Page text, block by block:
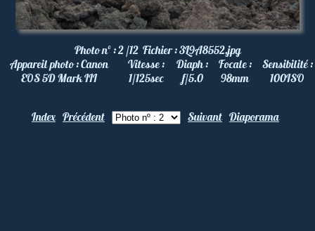
Photo nº :2 /12 Fichier :3L9A8552.jpg
Appareil photo :Canon
EOS 5D Mark III
Vitesse :
1/125sec
Diaph :
f/5.0
Focale :
98mm
Sensibilité :
100ISO
Index Précédent Suivant Diaporama